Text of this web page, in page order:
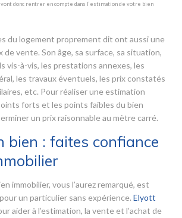
donc rentrer en compte dans l’estimation de votre bien
du logement proprement dit ont aussi une
de vente. Son âge, sa surface, sa situation,
vis-à-vis, les prestations annexes, les
les travaux éventuels, les prix constatés
etc. Pour réaliser une estimation
forts et les points faibles du bien
un prix raisonnable au mètre carré.
bien : faites confiance
immobilier, vous l’aurez remarqué, est
un particulier sans expérience. Elyott
aider à l’estimation, la vente et l’achat de